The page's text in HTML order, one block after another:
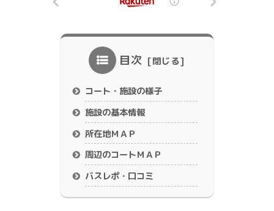
目次
コート・施設の様子
施設の基本情報
所在地ＭＡＰ
周辺のコートＭＡＰ
バスレポ・口コミ